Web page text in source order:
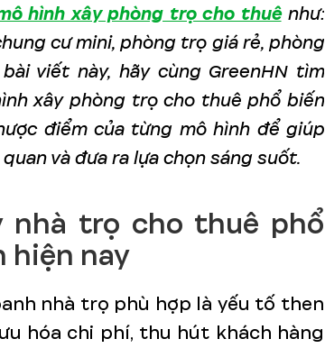
hình xây phòng trọ cho thuê như:
cư mini, phòng trọ giá rẻ, phòng
viết này, hãy cùng GreenHN tìm
xây phòng trọ cho thuê phổ biến
điểm của từng mô hình để giúp
và đưa ra lựa chọn sáng suốt.
nhà trọ cho thuê phổ
hiện nay
nhà trọ phù hợp là yếu tố then
hóa chi phí, thu hút khách hàng